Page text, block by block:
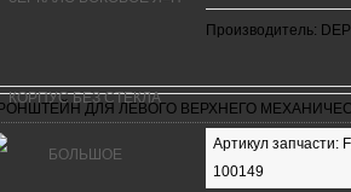
Производитель:
ДЛЯ ЛЕВОГО ВЕРХНЕГО
Артикул запчасти:
100149